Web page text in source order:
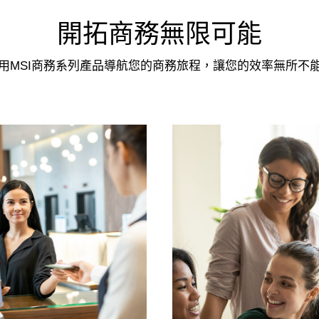
開拓商務無限可能
MSI商務系列產品導航您的商務旅程，讓您的效率無所不